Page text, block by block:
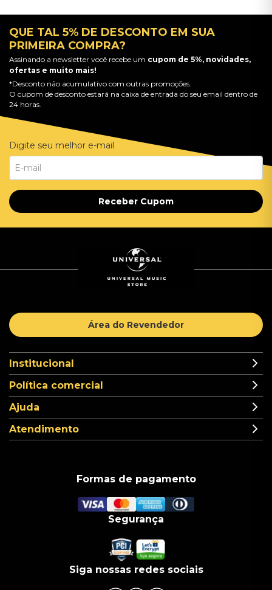
QUE TAL 5% DE DESCONTO EM SUA
PRIMEIRA COMPRA?
Assinando a newsletter você recebe um cupom de 5%, novidades,
ofertas e muito mais!
*Desconto não acumulativo com outras promoções.
O cupom de desconto estará na caixa de entrada do seu email dentro de
24 horas.
Digite seu melhor e-mail
Receber Cupom
Área do Revendedor
Institucional
Política comercial
Ajuda
Atendimento
Formas de pagamento
Segurança
Siga nossas redes sociais